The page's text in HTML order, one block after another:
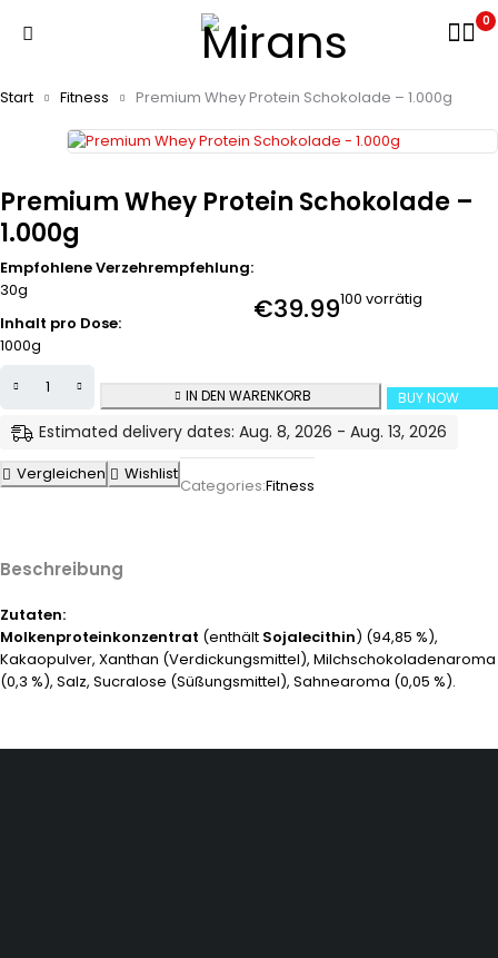
0
Start Fitness Premium Whey Protein Schokolade – 1.000g
Premium Whey Protein Schokolade –
1.000g
Empfohlene Verzehrempfehlung:
30g
Inhalt pro Dose:
1000g
€39.99100 vorrätig
IN DEN WARENKORB BUY NOW
Estimated delivery dates: Aug. 8, 2026 - Aug. 13, 2026
Vergleichen Wishlist
Categories:Fitness
Beschreibung
Zutaten:
Molkenproteinkonzentrat (enthält Sojalecithin) (94,85 %),
Kakaopulver, Xanthan (Verdickungsmittel), Milchschokoladenaroma
(0,3 %), Salz, Sucralose (Süßungsmittel), Sahnearoma (0,05 %).